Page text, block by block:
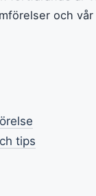
och
tips